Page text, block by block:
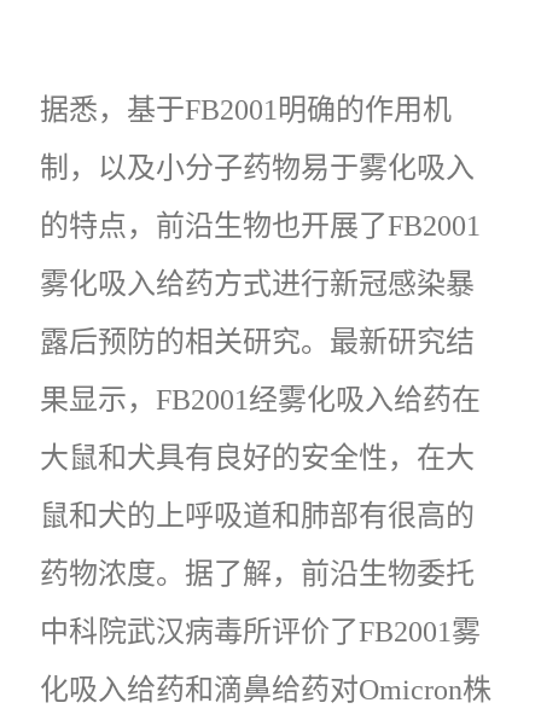
据悉，基于FB2001明确的作用机
制，以及小分子药物易于雾化吸入
的特点，前沿生物也开展了FB2001
雾化吸入给药方式进行新冠感染暴
露后预防的相关研究。最新研究结
果显示，FB2001经雾化吸入给药在
大鼠和犬具有良好的安全性，在大
鼠和犬的上呼吸道和肺部有很高的
药物浓度。据了解，前沿生物委托
中科院武汉病毒所评价了FB2001雾
化吸入给药和滴鼻给药对Omicron株